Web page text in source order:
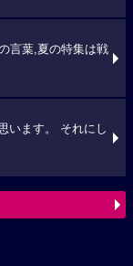
言葉,夏の特集は戦
います。 それにし